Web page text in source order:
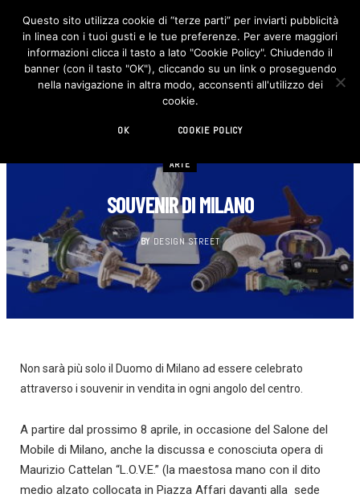
F
c
e
b
o
I
n
s
t
ARTE
SOUVENIR DI MILANO
BY DESIGN STREET
Non sarà più solo il Duomo di Milano ad essere celebrato
attraverso i souvenir in vendita in ogni angolo del centro.
A partire dal prossimo 8 aprile, in occasione del Salone del
Mobile di Milano, anche la discussa e conosciuta opera di
Maurizio Cattelan “L.O.V.E.” (la maestosa mano con il dito
medio alzato collocata in Piazza Affari davanti alla sede
Questo sito utilizza cookie di “terze parti” per inviarti pubblicità
in linea con i tuoi gusti e le tue preferenze. Per avere maggiori
informazioni clicca il tasto a lato "Cookie Policy". Chiudendo il
banner (con il tasto "OK"), cliccando su un link o proseguendo
nella navigazione in altra modo, acconsenti all'utilizzo dei
cookie.
OK COOKIE POLICY